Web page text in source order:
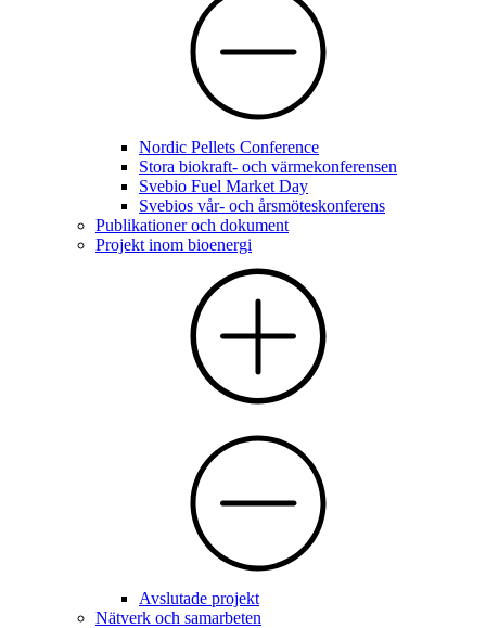
Nordic Pellets Conference
Stora biokraft- och värmekonferensen
Svebio Fuel Market Day
Svebios vår- och årsmöteskonferens
Publikationer och dokument
Projekt inom bioenergi
Avslutade projekt
Nätverk och samarbeten